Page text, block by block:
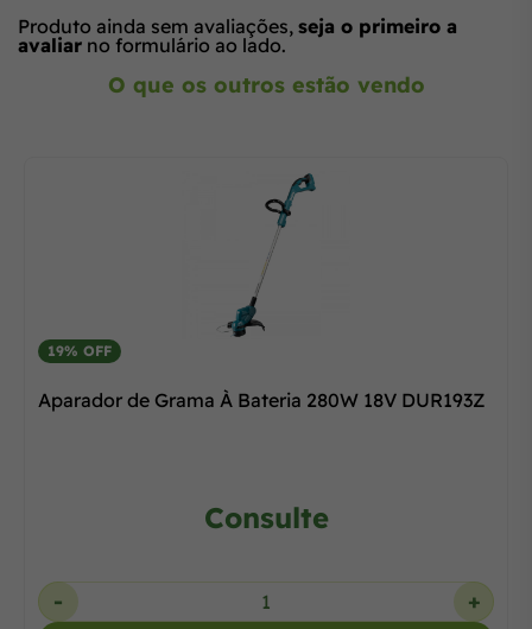
Produto ainda sem avaliações, seja o primeiro a
avaliar no formulário ao lado.
O que os outros estão vendo
19% OFF
Aparador de Grama À Bateria 280W 18V DUR193Z
Consulte
- +